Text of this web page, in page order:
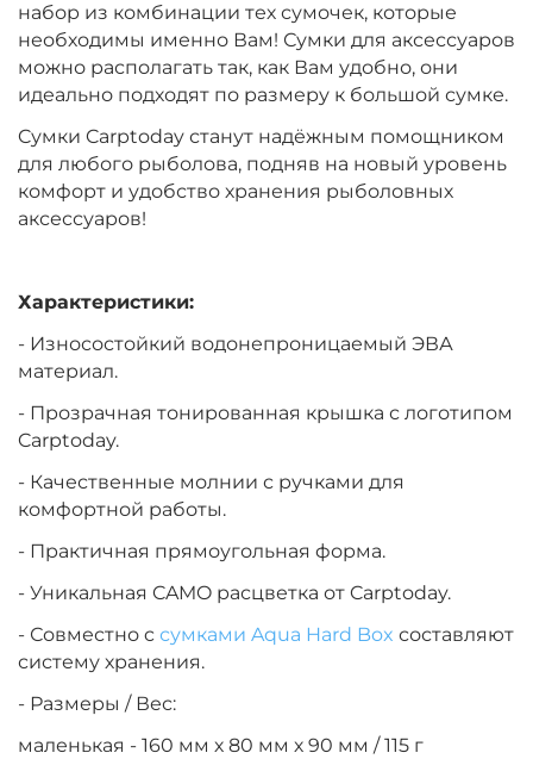
набор из комбинации тех сумочек, которые
необходимы именно Вам! Сумки для аксессуаров
можно располагать так, как Вам удобно, они
идеально подходят по размеру к большой сумке.
Cумки Carptoday станут надёжным помощником
для любого рыболова, подняв на новый уровень
комфорт и удобство хранения рыболовных
аксессуаров!
Характеристики:
- Износостойкий водонепроницаемый ЭВА
материал.
- Прозрачная тонированная крышка с логотипом
Carptoday.
- Качественные молнии с ручками для
комфортной работы.
- Практичная прямоугольная форма.
- Уникальная CAMO расцветка от Carptoday.
- Совместно c сумками Aqua Hard Box составляют
систему хранения.
- Размеры / Вес:
маленькая - 160 мм х 80 мм х 90 мм / 115 г